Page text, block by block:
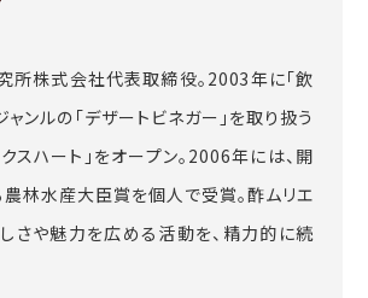
所株式会社代表取締役。2003年に「飲
ャンルの「デザートビネガー」を取り扱う
スハート」をオープン。2006年には、開
林水産大臣賞を個人で受賞。酢ムリエ
さや魅力を広める活動を、精力的に続